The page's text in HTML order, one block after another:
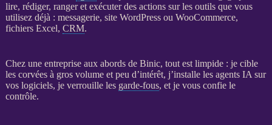
lire, rédiger, ranger et exécuter des actions sur les outils que vous
utilisez déjà : messagerie, site WordPressou WooCommerce,
fichiers Excel, CRM.
Chez une entreprise aux abords de Binic, tout est limpide : je cible
les corvées à gros volume et peu d’intérêt, j’installe les agents IA sur
vos logiciels, je verrouille les garde-fous, et je vous confie le
contrôle.